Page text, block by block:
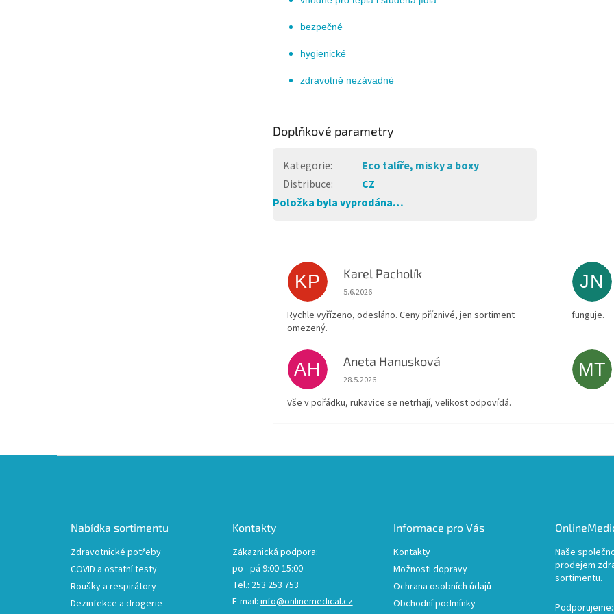
bezpečné
hygienické
zdravotně nezávadné
Doplňkové parametry
Kategorie:
Eco talíře, misky a boxy
Distribuce:
CZ
Položka byla vyprodána…
KP Karel Pacholík
Hodnocení obchodu je 4 z 5 hvězdiček.
5.6.2026
Rychle vyřízeno, odesláno. Ceny příznivé, jen sortiment
omezený.
JN
funguje.
AH Aneta Hanusková
Hodnocení obchodu je 5 z 5 hvězdiček.
28.5.2026
Vše v pořádku, rukavice se netrhají, velikost odpovídá.
MT
Nabídka sortimentu
Zdravotnické potřeby
COVID a ostatní testy
Roušky a respirátory
Dezinfekce a drogerie
Kontakty
Zákaznická podpora:
po - pá 9:00-15:00
Tel.: 253 253 753
E-mail: info@onlinemedical.cz
Informace pro Vás
Kontakty
Možnosti dopravy
Ochrana osobních údajů
Obchodní podmínky
Naše
prodejem
sortimentu.
Podporujeme: